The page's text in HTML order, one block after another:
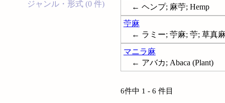
ジャンル・形式 (0 件)
← ヘンプ; 麻苧; Hemp
苧麻
← ラミー; 苧麻; 苧; 草真
マニラ麻
← アバカ; Abaca (Plant)
6件中 1 - 6 件目